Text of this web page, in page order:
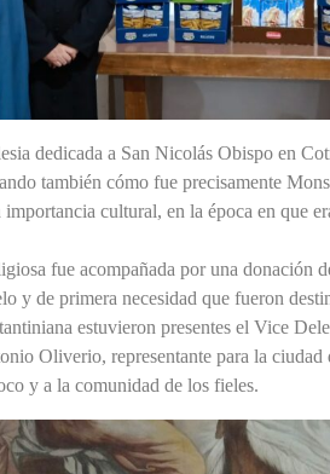
dedicada a San Nicolás Obispo en
también cómo fue precisamente
cultural, en la época en que
fue acompañada por una donación
y de primera necesidad que fueron
estuvieron presentes el Vice
Oliverio, representante para la
y a la comunidad de los fieles.